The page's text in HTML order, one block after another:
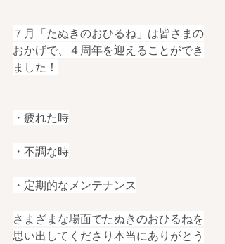
７月「たぬきのおひるね」は皆さまの
おかげで、４周年を迎えることができ
ました！
・疲れた時
・不調な時
・定期的なメンテナンス
さまざまな場面でたぬきのおひるねを
思い出してくださり本当にありがとう